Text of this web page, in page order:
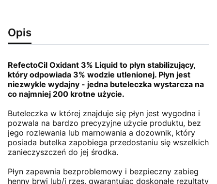
Opis
RefectoCil Oxidant 3% Liquid to płyn stabilizujący,
który odpowiada 3% wodzie utlenionej. Płyn jest
niezwykle wydajny - jedna buteleczka wystarcza na
co najmniej 200 krotne użycie.
Buteleczka w której znajduje się płyn jest wygodna i
pozwala na bardzo precyzyjne użycie produktu, bez
jego rozlewania lub marnowania a dozownik, który
posiada butelka zapobiega przedostaniu się wszelkich
zanieczyszczeń do jej środka.
Płyn zapewnia bezproblemowy i bezpieczny zabieg
henny brwi lub/i rzęs, gwarantując doskonałe rezultaty